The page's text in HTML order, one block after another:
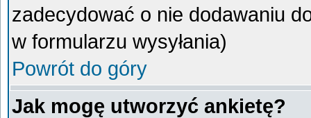
zadecydować o nie dodawaniu
w formularzu wysyłania)
Powrót do góry
Jak mogę utworzyć ankietę?